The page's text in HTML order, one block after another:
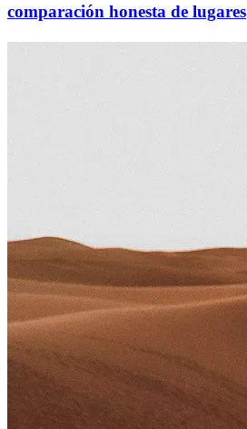
comparación honesta de lugares